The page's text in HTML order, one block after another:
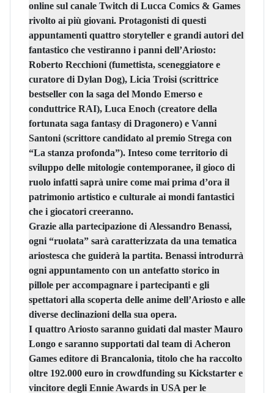
online sul canale Twitch di Lucca Comics & Games
rivolto ai più giovani. Protagonisti di questi
appuntamenti quattro storyteller e grandi autori del
fantastico che vestiranno i panni dell’Ariosto:
Roberto Recchioni (fumettista, sceneggiatore e
curatore di Dylan Dog), Licia Troisi (scrittrice
bestseller con la saga del Mondo Emerso e
conduttrice RAI), Luca Enoch (creatore della
fortunata saga fantasy di Dragonero) e Vanni
Santoni (scrittore candidato al premio Strega con
“La stanza profonda”). Inteso come territorio di
sviluppo delle mitologie contemporanee, il gioco di
ruolo infatti saprà unire come mai prima d’ora il
patrimonio artistico e culturale ai mondi fantastici
che i giocatori creeranno.
Grazie alla partecipazione di Alessandro Benassi,
ogni “ruolata” sarà caratterizzata da una tematica
ariostesca che guiderà la partita. Benassi introdurrà
ogni appuntamento con un antefatto storico in
pillole per accompagnare i partecipanti e gli
spettatori alla scoperta delle anime dell’Ariosto e alle
diverse declinazioni della sua opera.
I quattro Ariosto saranno guidati dal master Mauro
Longo e saranno supportati dal team di Acheron
Games editore di Brancalonia, titolo che ha raccolto
oltre 192.000 euro in crowdfunding su Kickstarter e
vincitore degli Ennie Awards in USA per le